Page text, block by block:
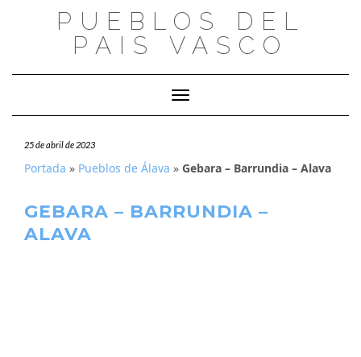
PUEBLOS DEL
PAIS VASCO
Cambiar modo de navegación
25 de abril de 2023
Portada » Pueblos de Álava » Gebara – Barrundia – Alava
GEBARA – BARRUNDIA –
ALAVA